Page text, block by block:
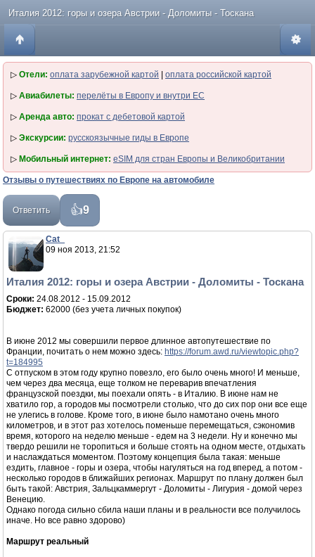
Италия 2012: горы и озера Австрии - Доломиты - Тоскана
▷ Отели: оплата зарубежной картой оплата российской картой
▷ Авиабилеты: перелёты в Европу и внутри ЕС
▷ Аренда авто: прокат с дебетовой картой
▷ Экскурсии: русскоязычные гиды в Европе
▷ Мобильный интернет: eSIM для стран Европы и Великобритании
Отзывы о путешествиях по Европе на автомобиле
Ответить 9
Cat_
09 ноя 2013, 21:52
Италия 2012: горы и озера Австрии - Доломиты - Тоскана
Сроки: 24.08.2012 - 15.09.2012
Бюджет: 62000 (без учета личных покупок)
В июне 2012 мы совершили первое длинное автопутешествие по
Франции, почитать о нем можно здесь: https://forum.awd.ru/viewtopic.php?
t=184995
С отпуском в этом году крупно повезло, его было очень много! И меньше,
чем через два месяца, еще толком не переварив впечатления
французской поездки, мы поехали опять - в Италию. В июне нам не
хватило гор, а городов мы посмотрели столько, что до сих пор они все еще
не улегись в голове. Кроме того, в июне было намотано очень много
километров, и в этот раз хотелось поменьше перемещаться, сэкономив
время, которого на неделю меньше - едем на 3 недели. Ну и конечно мы
твердо решили не торопиться и больше стоять на одном месте, отдыхать
и наслаждаться моментом. Поэтому концепция была такая: меньше
ездить, главное - горы и озера, чтобы нагуляться на год вперед, а потом -
несколько городов в ближайших регионах. Маршрут по плану должен был
быть такой: Австрия, Зальцкаммергут - Доломиты - Лигурия - домой через
Венецию.
Однако погода сильно сбила наши планы и в реальности все получилось
иначе. Но все равно здорово)
Маршрут реальный